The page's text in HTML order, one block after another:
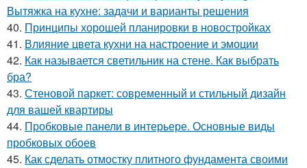
Вытяжка на кухне: задачи и варианты решения
40. Принципы хорошей планировки в новостройках
41. Влияние цвета кухни на настроение и эмоции
42. Как называется светильник на стене. Как выбрать
бра?
43. Стеновой паркет: современный и стильный дизайн
для вашей квартиры
44. Пробковые панели в интерьере. Основные виды
пробковых обоев
45. Как сделать отмостку плитного фундамента своими